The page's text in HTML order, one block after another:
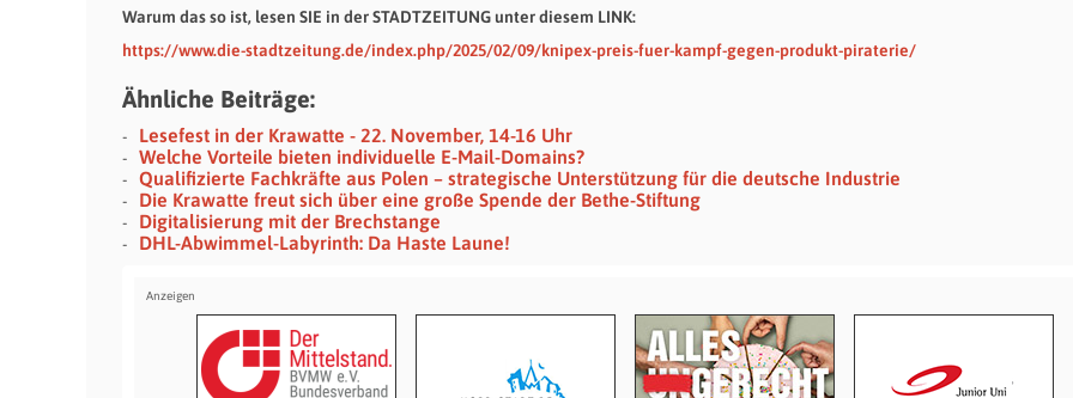
Warum das so ist, lesen SIE in der STADTZEITUNG unter diesem LINK:
https://www.die-stadtzeitung.de/index.php/2025/02/09/knipex-preis-fuer-kampf-gegen-produkt-piraterie/
Ähnliche Beiträge:
Lesefest in der Krawatte - 22. November, 14-16 Uhr
Welche Vorteile bieten individuelle E-Mail-Domains?
Qualifizierte Fachkräfte aus Polen – strategische Unterstützung für die deutsche Industrie
Die Krawatte freut sich über eine große Spende der Bethe-Stiftung
Digitalisierung mit der Brechstange
DHL-Abwimmel-Labyrinth: Da Haste Laune!